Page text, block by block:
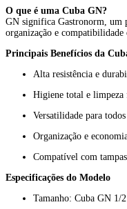
O que é uma Cuba GN?
GN significa Gastronorm, um
organização e compatibilidade
Principais Benefícios da
Alta resistência e
Higiene total e limpeza
Versatilidade para
Organização e
Compatível com
Especificações do Modelo
Tamanho: Cuba GN 1/